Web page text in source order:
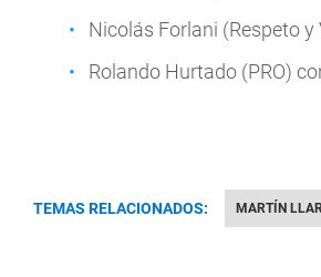
Nicolás Forlani (Respeto
Rolando Hurtado (PRO)
TEMAS RELACIONADOS: MARTÍN